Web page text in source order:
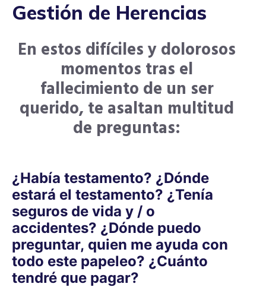
Gestión de Herencias
En estos difíciles y dolorosos
momentos tras el
fallecimiento de un ser
querido, te asaltan multitud
de preguntas:
¿Había testamento? ¿Dónde
estará el testamento? ¿Tenía
seguros de vida y / o
accidentes? ¿Dónde puedo
preguntar, quien me ayuda con
todo este papeleo? ¿Cuánto
tendré que pagar?